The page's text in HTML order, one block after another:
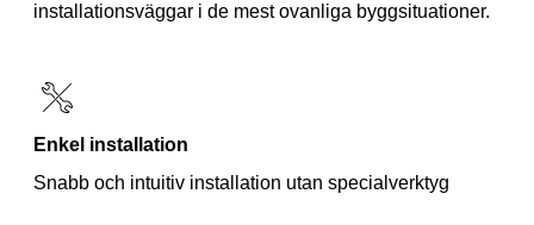
installationsväggar i de mest ovanliga byggsituationer.
Enkel installation
Snabb och intuitiv installation utan specialverktyg